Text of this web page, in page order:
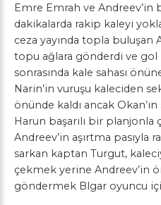
Emre Emrah ve Andreev’in
dakikalarda rakip kaleyi
ceza yayında topla buluşan
topu ağlara gönderdi ve gol
sonrasında kale sahası
Narin’in vuruşu kaleciden
önünde kaldı ancak
Harun başarılı bir planjonla
Andreev’in aşırtma pasıyla
sarkan kaptan Turgut,
çekmek yerine Andreev’in
göndermek Blgar oyuncu